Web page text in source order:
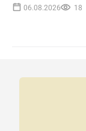
06.08.2026 18